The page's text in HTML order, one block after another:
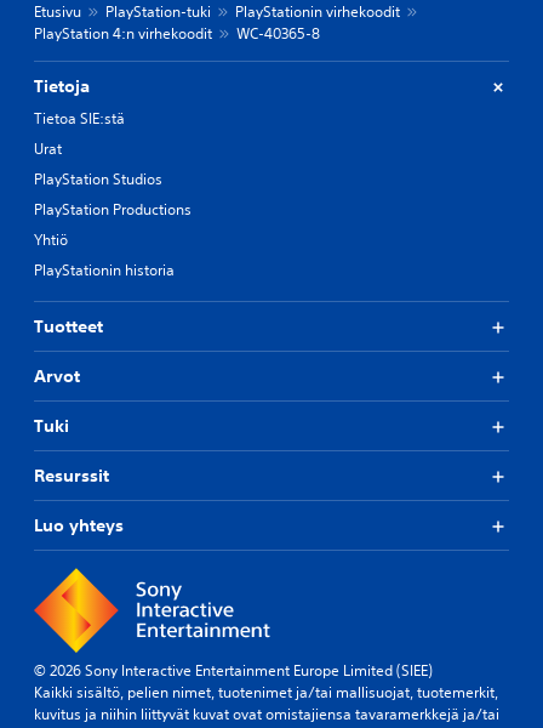
Etusivu PlayStation-tuki
PlayStationin virhekoodit
PlayStation 4:n virhekoodit
WC-40365-8
Tietoja
Tietoa SIE:stä
Urat
PlayStation Studios
PlayStation Productions
Yhtiö
PlayStationin historia
Tuotteet
Arvot
Tuki
Resurssit
Luo yhteys
© 2026 Sony Interactive Entertainment Europe Limited (SIEE)
Kaikki sisältö, pelien nimet, tuotenimet ja/tai mallisuojat, tuotemerkit,
kuvitus ja niihin liittyvät kuvat ovat omistajiensa tavaramerkkejä ja/tai